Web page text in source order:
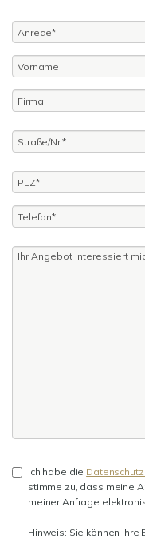
Ich habe die
stimme zu, dass meine
meiner Anfrage
Hinweis: Sie können Ihre